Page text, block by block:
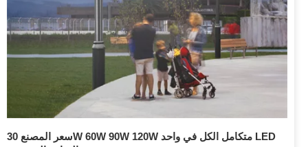
سعر المصنع 30W 60W 90W 120W متكامل الكل في واحد LED